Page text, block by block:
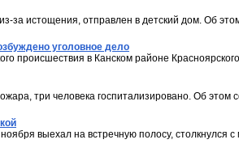
за истощения, отправлен в детский дом. Об
уголовное дело
происшествия в Канском районе
три человека госпитализировано. Об этом
выехал на встречную полосу, столкнулся